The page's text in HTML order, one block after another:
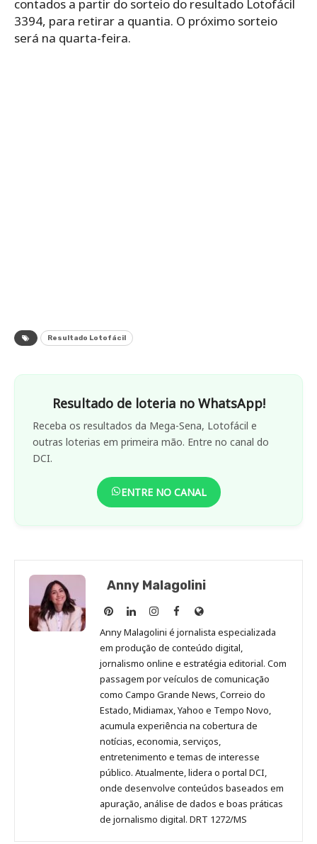
contados a partir do sorteio do resultado Lotofácil
3394, para retirar a quantia. O próximo sorteio
será na quarta-feira.
Resultado Lotofácil
Resultado de loteria no WhatsApp!
Receba os resultados da Mega-Sena, Lotofácil e
outras loterias em primeira mão. Entre no canal do
DCI.
ENTRE NO CANAL
Anny Malagolini
Anny
Malagolini
no
Pinterest
Anny
Malagolini
no
LinkedIn
Anny
Malagolini
no
Instagram
Anny
Malagolini
no
Facebook
Site
de
Anny
Malagolini
Anny Malagolini é jornalista especializada
em produção de conteúdo digital,
jornalismo online e estratégia editorial. Com
passagem por veículos de comunicação
como Campo Grande News, Correio do
Estado, Midiamax, Yahoo e Tempo Novo,
acumula experiência na cobertura de
notícias, economia, serviços,
entretenimento e temas de interesse
público. Atualmente, lidera o portal DCI,
onde desenvolve conteúdos baseados em
apuração, análise de dados e boas práticas
de jornalismo digital. DRT 1272/MS